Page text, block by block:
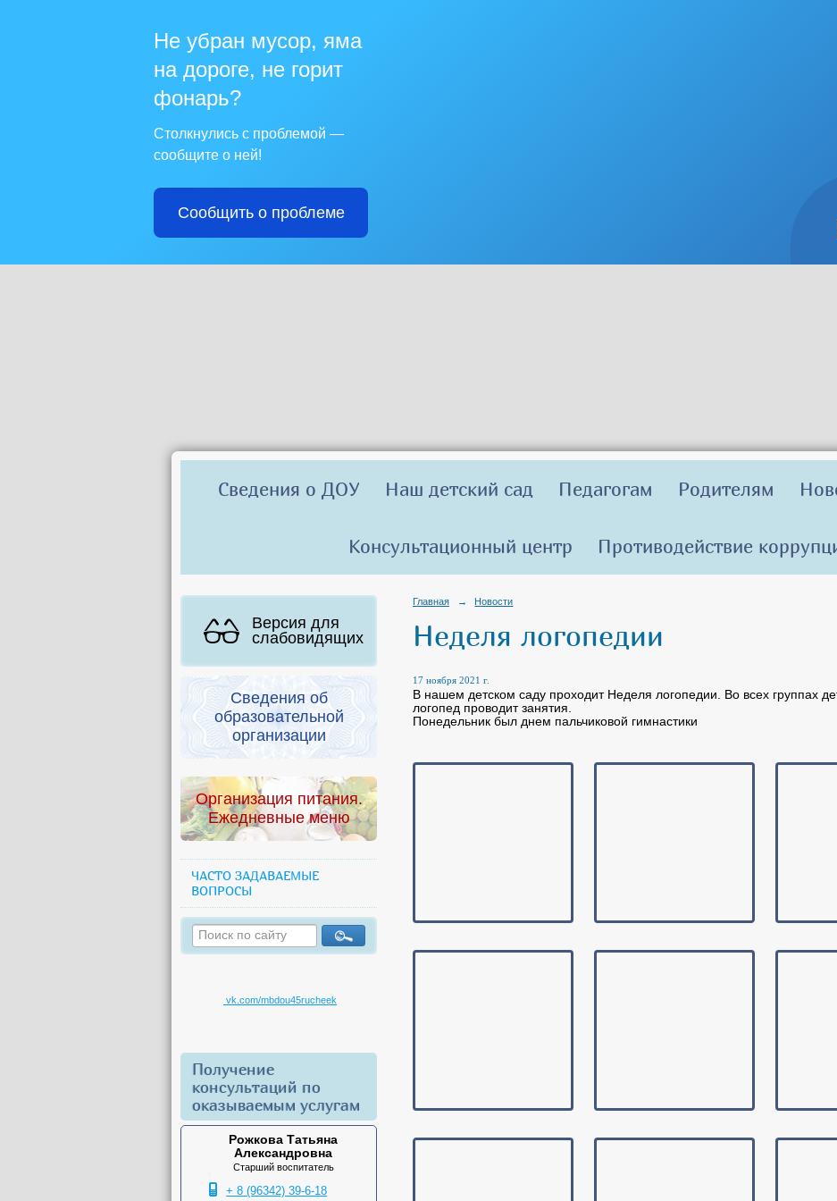
Не убран мусор, яма
на дороге, не горит
фонарь?
Столкнулись с проблемой —
сообщите о ней!
Сообщить о проблеме
Сведения о ДОУ Наш детский сад Педагогам Родителям
Консультационный центр Противодействие
Версия для
слабовидящих
Сведения об
образовательной
организации
Организация питания.
Ежедневные меню
ЧАСТО ЗАДАВАЕМЫЕ
ВОПРОСЫ
vk.com/mbdou45rucheek
Получение
консультаций по
оказываемым услугам
Рожкова Татьяна
Александровна
Старший воспитатель
+ 8 (96342) 39-6-18
Главная → Новости
Неделя логопедии
17 ноября 2021 г.
В нашем детском саду проходит Неделя логопедии. Во всех группах
логопед проводит занятия.
Понедельник был днем пальчиковой гимнастики